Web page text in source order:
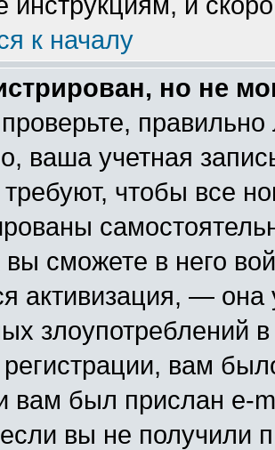
к началу
но не
ваша учетная
чтобы все
вы сможете в него
активизация, —
злоупотреблений
вам
вам был прислан e-
вы не получили